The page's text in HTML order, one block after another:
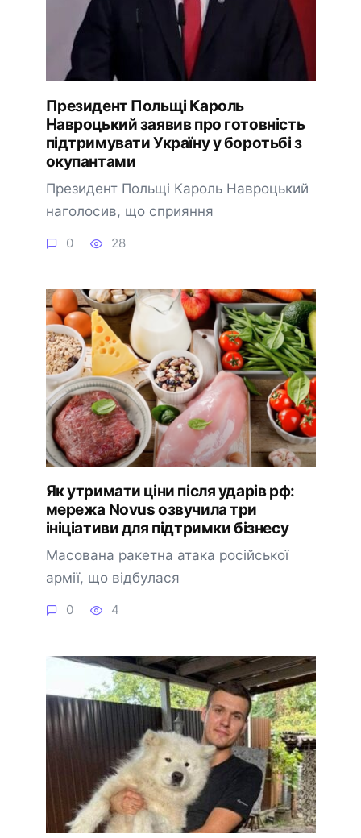
Президент Польщі Кароль
Навроцький заявив про готовність
підтримувати Україну у боротьбі з
окупантами
Президент Польщі Кароль Навроцький
наголосив, що сприяння
0 28
Як утримати ціни після ударів рф:
мережа Novus озвучила три
ініціативи для підтримки бізнесу
Масована ракетна атака російської
армії, що відбулася
0 4